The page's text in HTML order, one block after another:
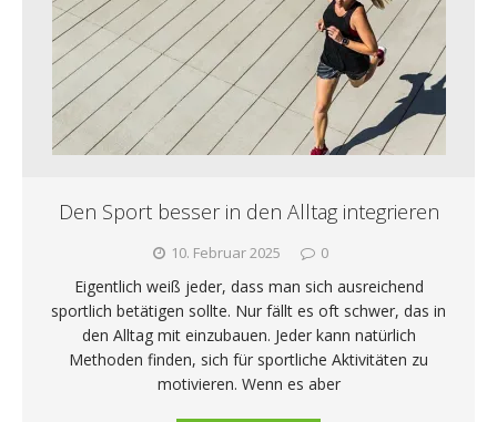
Den Sport besser in den Alltag integrieren
10. Februar 2025 0
Eigentlich weiß jeder, dass man sich ausreichend
sportlich betätigen sollte. Nur fällt es oft schwer, das in
den Alltag mit einzubauen. Jeder kann natürlich
Methoden finden, sich für sportliche Aktivitäten zu
motivieren. Wenn es aber